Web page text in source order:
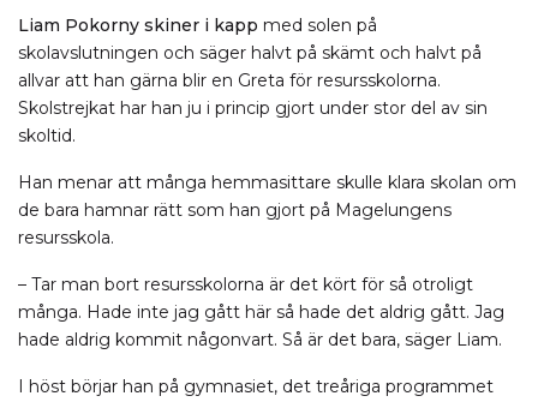
Liam Pokorny skiner i kapp med solen på
skolavslutningen och säger halvt på skämt och halvt på
allvar att han gärna blir en Greta för resursskolorna.
Skolstrejkat har han ju i princip gjort under stor del av sin
skoltid.
Han menar att många hemmasittare skulle klara skolan om
de bara hamnar rätt som han gjort på Magelungens
resursskola.
– Tar man bort resursskolorna är det kört för så otroligt
många. Hade inte jag gått här så hade det aldrig gått. Jag
hade aldrig kommit någonvart. Så är det bara, säger Liam.
I höst börjar han på gymnasiet, det treåriga programmet